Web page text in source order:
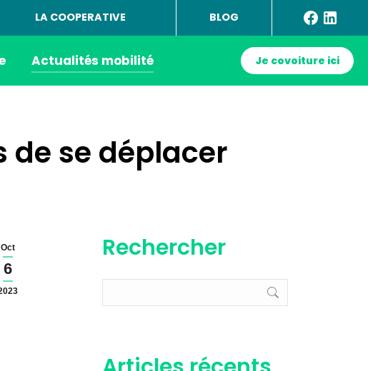
LA COOPERATIVE BLOG
Actualités mobilité Je covoiture ici
de se déplacer
Oct
6
Rechercher
: